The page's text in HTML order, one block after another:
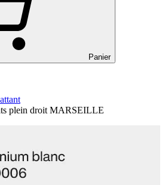
Panier
plein droit MARSEILLE